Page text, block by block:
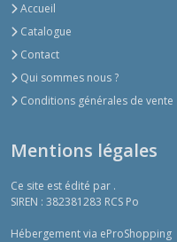
Accueil
Catalogue
Contact
Qui sommes nous ?
Conditions générales de vente
Mentions légales
Ce site est édité par .
SIREN : 382381283 RCS Po
Hébergement via eProShopping